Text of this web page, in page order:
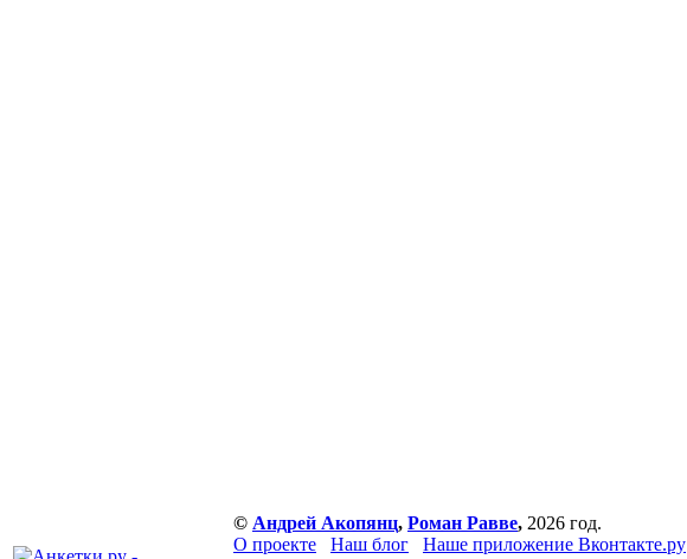
© Андрей Акопянц, Роман Равве, 2026 год.
О проекте
Наш блог Наше приложение Вконтакте.ру